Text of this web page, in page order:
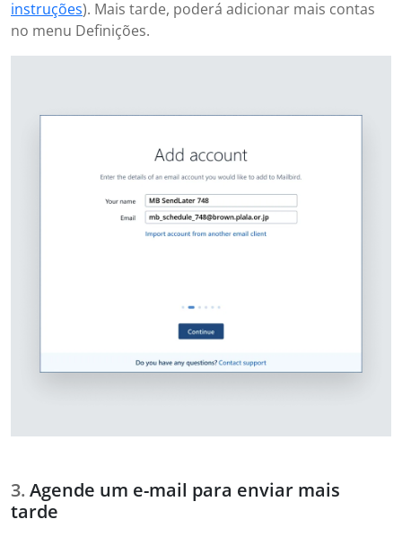
instruções). Mais tarde, poderá adicionar mais contas
no menu Definições.
Agende um e-mail para enviar mais
tarde